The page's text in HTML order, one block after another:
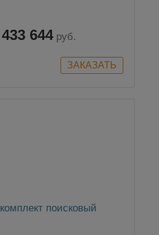
433 644 руб.
поисковый